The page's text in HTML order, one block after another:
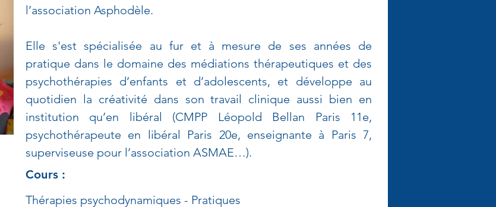
l’association Asphodèle.
Elle s'est spécialisée au fur et à mesure de ses années de
pratique dans le domaine des médiations thérapeutiques et des
psychothérapies d’enfants et d’adolescents, et développe au
quotidien la créativité dans son travail clinique aussi bien en
institution qu’en libéral (CMPP Léopold Bellan Paris 11e,
psychothérapeute en libéral Paris 20e, enseignante à Paris 7,
superviseuse pour l’association ASMAE…).
Cours :
Thérapies psychodynamiques - Pratiques